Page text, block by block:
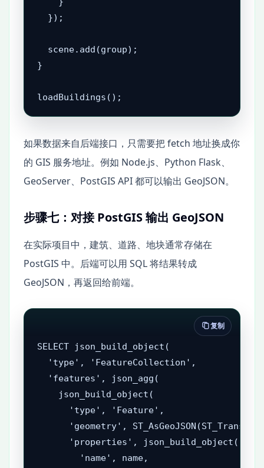
  });
  scene.add(group);
}
loadBuildings();
如果数据来自后端接口，只需要把 fetch 地址换成你
的 GIS 服务地址。例如 Node.js、Python Flask、
GeoServer、PostGIS API 都可以输出 GeoJSON。
步骤七：对接 PostGIS 输出 GeoJSON
在实际项目中，建筑、道路、地块通常存储在
PostGIS 中。后端可以用 SQL 将结果转成
GeoJSON，再返回给前端。
SELECT json_build_object(
  'type', 'FeatureCollection',
  'features', json_agg(
    json_build_object(
      'type', 'Feature',
'geometry',
      'properties', json_build_object(
        'name', name,
复制